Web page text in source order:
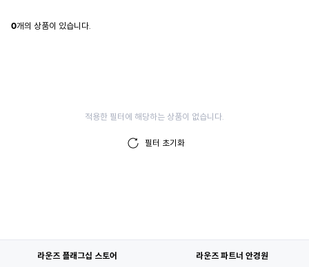
0개의 상품이 있습니다.
적용한 필터에 해당하는 상품이 없습니다.
필터 초기화
라운즈 플래그십 스토어 라운즈 파트너 안경원